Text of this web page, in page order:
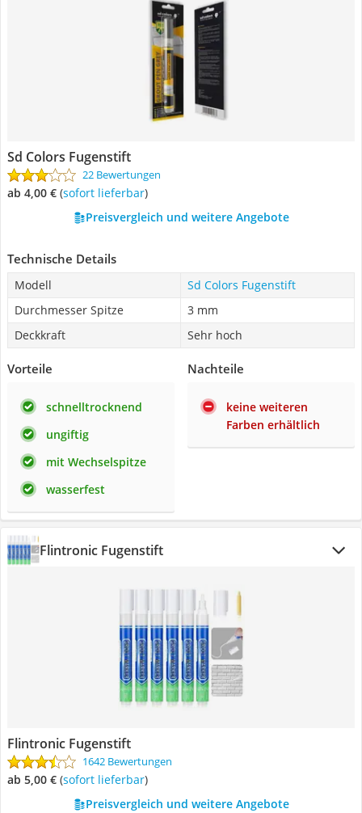
Sd Colors Fugenstift
22 Bewertungen
ab 4,00 € ( Sofort lieferbar)
Preisvergleich und weitere Angebote
Technische Details
Modell
Sd Colors Fugenstift
Durchmesser Spitze
3 mm
Deckkraft
Sehr hoch
Vorteile
schnelltrocknend
ungiftig
mit Wechselspitze
wasserfest
Nachteile
keine weiteren
Farben erhältlich
Flintronic Fugenstift
Flintronic Fugenstift
1642 Bewertungen
ab 5,00 € ( Sofort lieferbar)
Preisvergleich und weitere Angebote